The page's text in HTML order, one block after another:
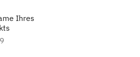
Ihres